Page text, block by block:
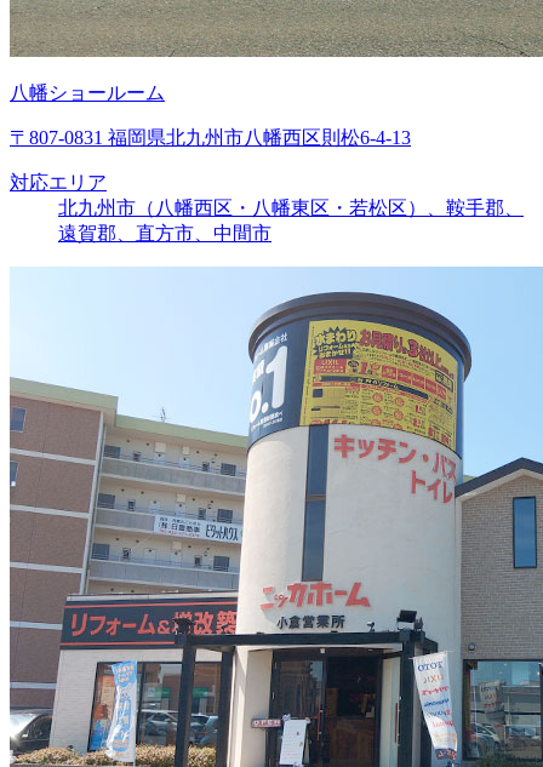
八幡ショールーム
〒807-0831 福岡県北九州市八幡西区則松6-4-13
対応エリア
北九州市（八幡西区・八幡東区・若松区）、鞍手郡、
遠賀郡、直方市、中間市